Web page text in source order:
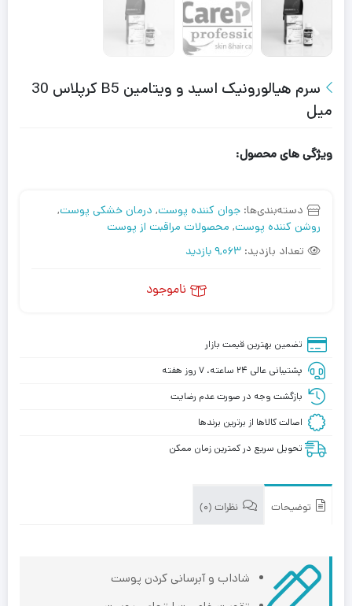
سرم هیالورونیک اسید و ویتامین B5 کرپلاس 30
میل
ویژگی های محصول:
دسته‌بندی‌ها: جوان کننده پوست, درمان خشکی پوست,
روشن کننده پوست, محصولات مراقبت از پوست
تعداد بازدید: 9,063 بازدید
ناموجود
تضمین بهترین قیمت بازار
پشتیبانی عالی ۲۴ ساعته، ۷ روز هفته
بازگشت وجه در صورت عدم رضایت
اصالت کالاها از برترین برندها
تحویل سریع در کمترین زمان ممکن
توضیحات نظرات (0)
شاداب و آبرسانی کردن پوست